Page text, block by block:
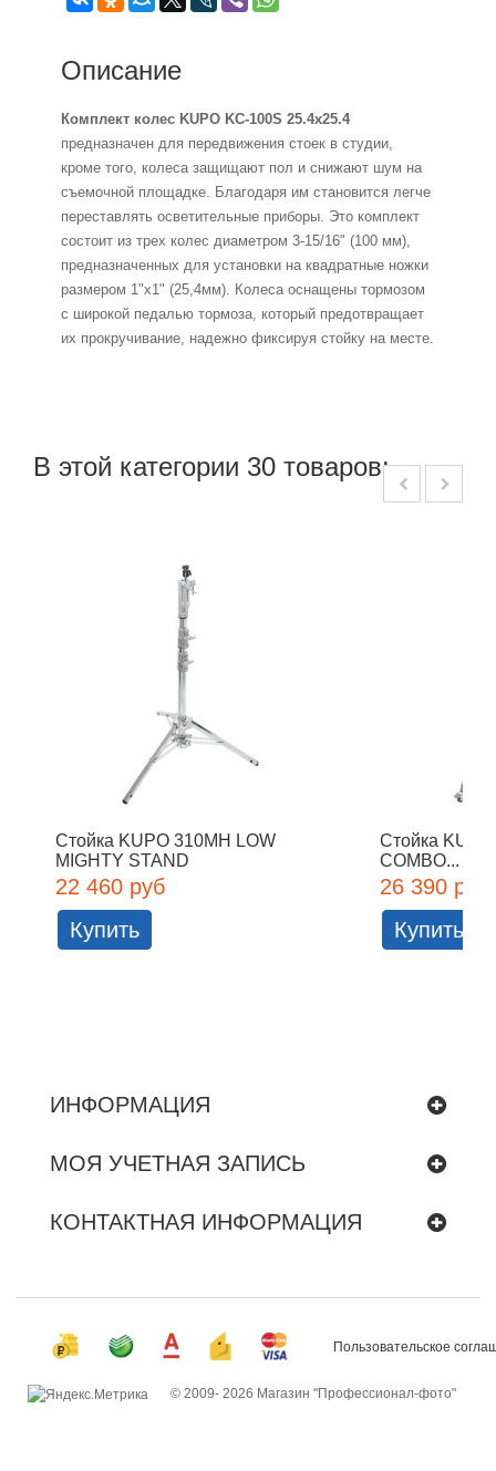
Описание
Комплект колес KUPO KC-100S 25.4x25.4
предназначен для передвижения стоек в студии,
кроме того, колеса защищают пол и снижают шум на
съемочной площадке. Благодаря им становится легче
переставлять осветительные приборы. Это комплект
состоит из трех колес диаметром 3-15/16" (100 мм),
предназначенных для установки на квадратные ножки
размером 1"х1" (25,4мм). Колеса оснащены тормозом
с широкой педалью тормоза, который предотвращает
их прокручивание, надежно фиксируя стойку на месте.
В этой категории 30 товаров:
Стойка KUPO 310MH LOW
MIGHTY STAND
22 460 руб
Купить
Стойка
COMBO...
26 390 руб
Купить
ИНФОРМАЦИЯ
МОЯ УЧЕТНАЯ ЗАПИСЬ
КОНТАКТНАЯ ИНФОРМАЦИЯ
Пользовательское
© 2009- 2026 Магазин "Профессионал-фото"